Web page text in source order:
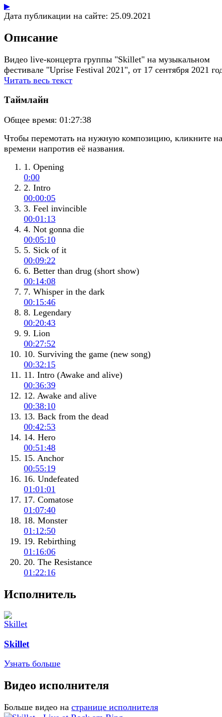
▶
Дата публикации на сайте: 25.09.2021
Описание
Видео live-концерта группы "Skillet" на музыкальном
фестивале "Uprise Festival 2021", от 17 сентября 2021
Читать весь текст
Таймлайн
Общее время: 01:27:38
Чтобы перемотать на нужную композицию, кликните на
времени напротив её названия.
1. Opening
0:00
2. Intro
00:00:05
3. Feel invincible
00:01:13
4. Not gonna die
00:05:10
5. Sick of it
00:09:22
6. Better than drug (short show)
00:14:08
7. Whisper in the dark
00:15:46
8. Legendary
00:20:43
9. Lion
00:27:52
10. Surviving the game (new song)
00:32:15
11. Intro (Awake and alive)
00:36:39
12. Awake and alive
00:38:10
13. Back from the dead
00:42:53
14. Hero
00:51:48
15. Anchor
00:55:19
16. Undefeated
01:01:01
17. Comatose
01:07:40
18. Monster
01:12:50
19. Rebirthing
01:16:06
20. The Resistance
01:22:16
Исполнитель
Skillet
Узнать больше
Видео исполнителя
Больше видео на странице исполнителя